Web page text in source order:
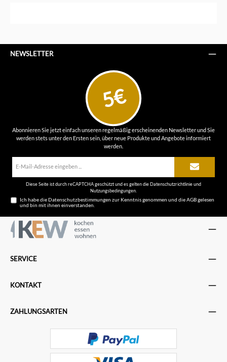
NEWSLETTER
5€
Abonnieren Sie jetzt einfach unseren regelmäßig erscheinenden Newsletter und Sie
werden stets unter den Ersten sein, über neue Produkte und Angebote informiert
werden.
Diese Seite ist durch reCAPTCHA geschützt und es gelten dieDatenschutzrichtlinieund
Nutzungsbedingungen
Ich habe dieDatenschutzbestimmungen zur Kenntnis genommen und dieAGBgelesen
und bin mit ihnen einverstanden.
SERVICE
KONTAKT
ZAHLUNGSARTEN